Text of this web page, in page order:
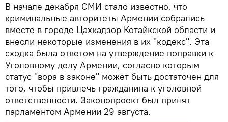
В начале декабря СМИ стало известно, что
криминальные авторитеты Армении собрались
вместе в городе Цахкадзор Котайкской области и
внесли некоторые изменения в их "кодекс". Эта
сходка была ответом на утверждение поправки к
Уголовному делу Армении, согласно которым
статус "вора в законе" может быть достаточен для
того, чтобы привлечь гражданина к уголовной
ответственности. Законопроект был принят
парламентом Армении 29 августа.